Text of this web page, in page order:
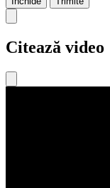
Citează video